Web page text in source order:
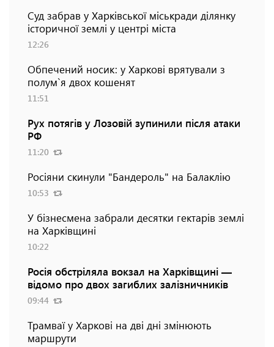
Суд забрав у Харківської міськради ділянку
історичної землі у центрі міста
12:26
Обпечений носик: у Харкові врятували з
полум`я двох кошенят
11:51
Рух потягів у Лозовій зупинили після атаки
РФ
11:20
Росіяни скинули "Бандероль" на Балаклію
10:53
У бізнесмена забрали десятки гектарів землі
на Харківщині
10:22
Росія обстріляла вокзал на Харківщині —
відомо про двох загиблих залізничників
09:44
Трамваї у Харкові на дві дні змінюють
маршрути